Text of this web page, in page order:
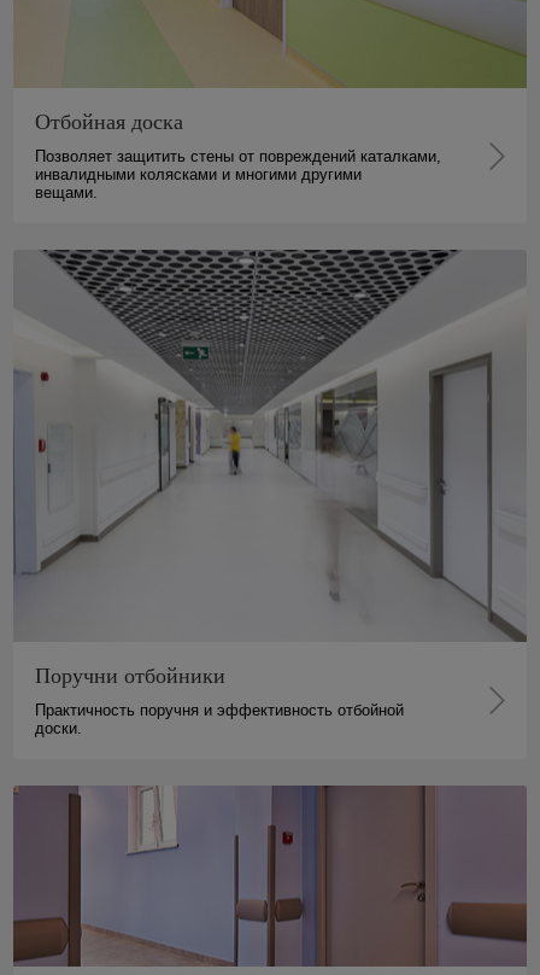
Отбойная доска
Позволяет защитить стены от повреждений каталками,
инвалидными колясками и многими другими
вещами.
Поручни отбойники
Практичность поручня и эффективность отбойной
доски.